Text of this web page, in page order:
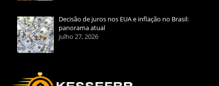
Decisão de juros nos EUA e inflação no Brasil:
panorama atual
julho 27, 2026